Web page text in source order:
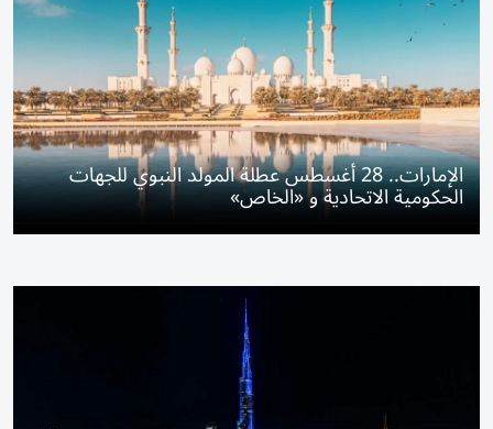
الإمارات.. 28 أغسطس عطلة المولد النبوي للجهات
الحكومية الاتحادية و «الخاص»